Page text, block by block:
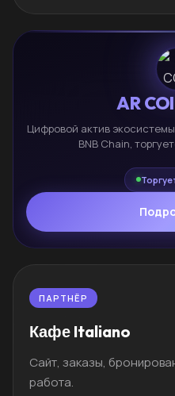
AR
Цифровой актив
BNB Chain,
ПАРТНЁР
Кафе Italiano
Сайт, заказы,
работа.